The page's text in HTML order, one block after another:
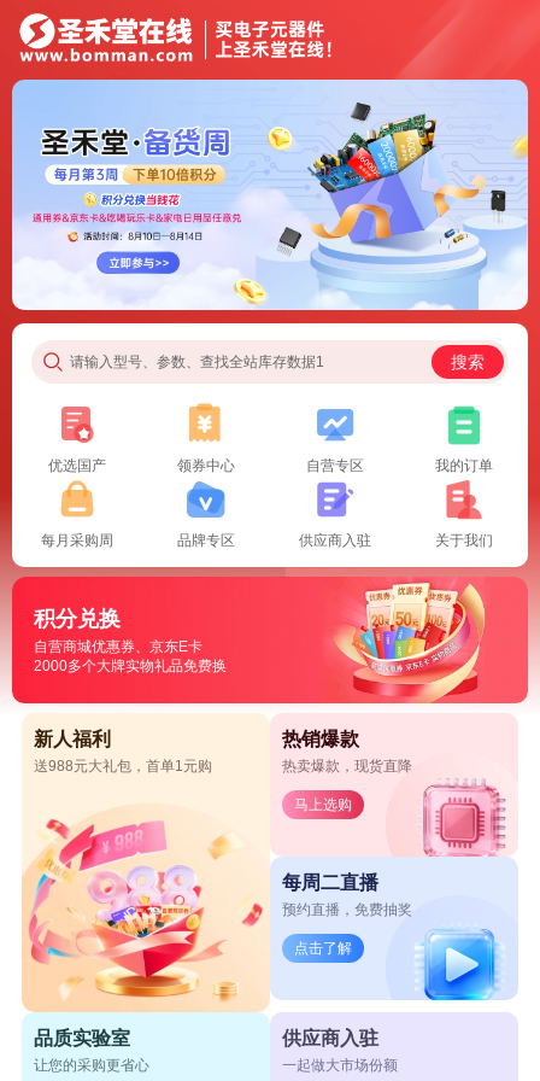
请输入型号、参数、查找全站库存数据1 搜索
优选国产 领券中心 自营专区 我的订单
每月采购周 品牌专区 供应商入驻 关于我们
积分兑换
自营商城优惠券、京东E卡
2000多个大牌实物礼品免费换
新人福利
送988元大礼包，首单1元购
热销爆款
热卖爆款，现货直降
马上选购
每周二直播
预约直播，免费抽奖
点击了解
品质实验室
让您的采购更省心
供应商入驻
一起做大市场份额